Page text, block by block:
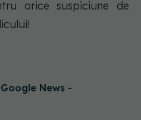
orice suspiciune de
News -